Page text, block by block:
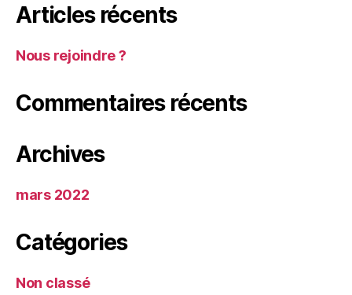
Articles récents
Nous rejoindre ?
Commentaires récents
Archives
mars 2022
Catégories
Non classé